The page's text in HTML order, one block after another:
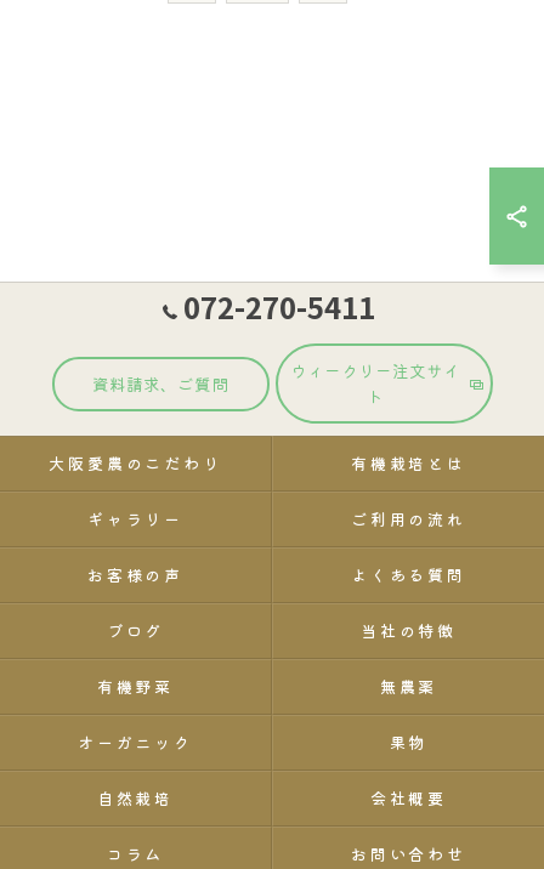
072-270-5411
資料請求、ご質問
ウィークリー注文サイ
ト
大阪愛農のこだわり 有機栽培とは
ギャラリー ご利用の流れ
お客様の声 よくある質問
ブログ 当社の特徴
有機野菜 無農薬
オーガニック 果物
自然栽培 会社概要
コラム お問い合わせ